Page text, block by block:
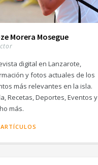
Morera Mosegue
digital en Lanzarote,
y fotos actuales de los
más relevantes en la isla.
Recetas, Deportes, Eventos y
más.